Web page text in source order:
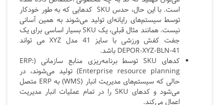
است. با این حال، حدس SKU کدهایی که به طور خودکار
توسط سیستم‌های رایانه‌ای تولید می‌شوند به همین آسانی
نیست. همانند مثال قبلی، یک SKU
بسیار اساسی برای یک
جفت کفش ورزشی با سایز 41 مدل
XYZ می تواند
DEPOR-XYZ-BLN-41 باشد.
کدهای SKU
توسط
برنامه‌ریزی منابع سازمانی (ERP:
Enterprise resource planning) تولید می‌شوند، در
حالی که سیستم‌های مدیریت انبار (WMS) به ERP
متصل
می‌شود و کدهای SKU را در تمام عملیات انبار مدیریت
اعمال می‌کند.